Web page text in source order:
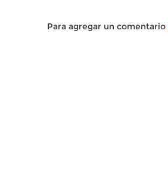
Para agregar un comentario